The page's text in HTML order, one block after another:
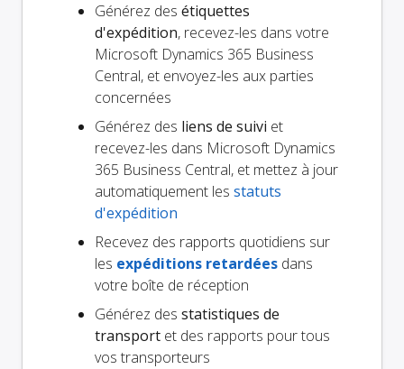
Générez des étiquettes
d'expédition, recevez-les dans votre
Microsoft Dynamics 365 Business
Central, et envoyez-les aux parties
concernées
Générez des liens de suivi et
recevez-les dans Microsoft Dynamics
365 Business Central, et mettez à jour
automatiquement les statuts
d'expédition
Recevez des rapports quotidiens sur
les expéditions retardées dans
votre boîte de réception
Générez des statistiques de
transport et des rapports pour tous
vos transporteurs